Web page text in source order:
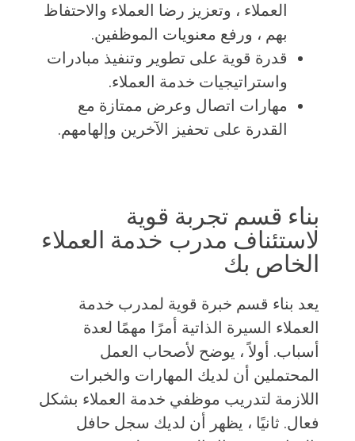
العملاء ، وتعزيز رضا العملاء والاحتفاظ
بهم ، ورفع معنويات الموظفين.
قدرة قوية على تطوير وتنفيذ مبادرات
واستراتيجيات خدمة العملاء.
مهارات اتصال وعرض ممتازة مع
القدرة على تحفيز الآخرين وإلهامهم.
بناء قسم تجربة قوية
لاستئناف مدرب خدمة العملاء
الخاص بك
يعد بناء قسم خبرة قوية لمدرب خدمة
العملاء السيرة الذاتية أمرًا مهمًا لعدة
أسباب. أولاً ، يوضح لأصحاب العمل
المحتملين أن لديك المهارات والخبرات
اللازمة لتدريب موظفي خدمة العملاء بشكل
فعال. ثانيًا ، يظهر أن لديك سجل حافل